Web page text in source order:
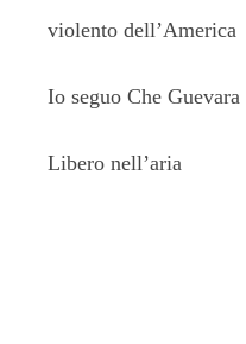
violento dell’America
Io seguo Che Guevara
Libero nell’aria